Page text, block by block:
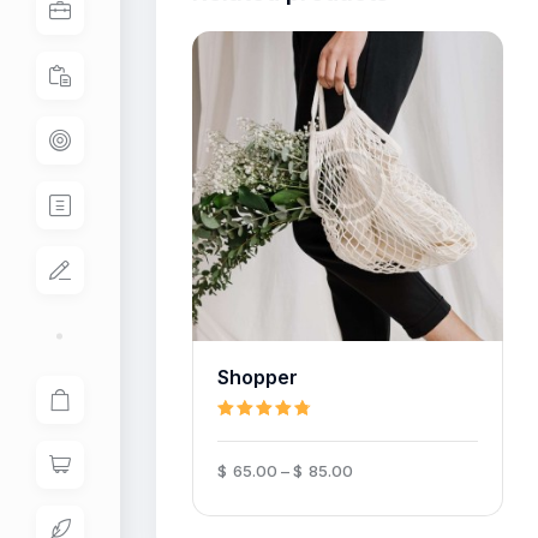
OPTIONS
Shopper
out of 5
$ 65.00 –$ 85.00